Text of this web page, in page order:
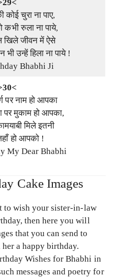
चुरा ना पाए,
रुला ना पाये,
जीवन में ऐसे
उन्हें हिला ना पाये !
Bhabhi Ji
पर नाम हो आपका
पर मुकाम हो आपका,
मिले इतनी
हो आपको !
My Dear Bhabhi
Cake Images
wish your sister-in-law
then here you will
that you can send to
a happy birthday.
Wishes for Bhabhi in
messages and poetry for